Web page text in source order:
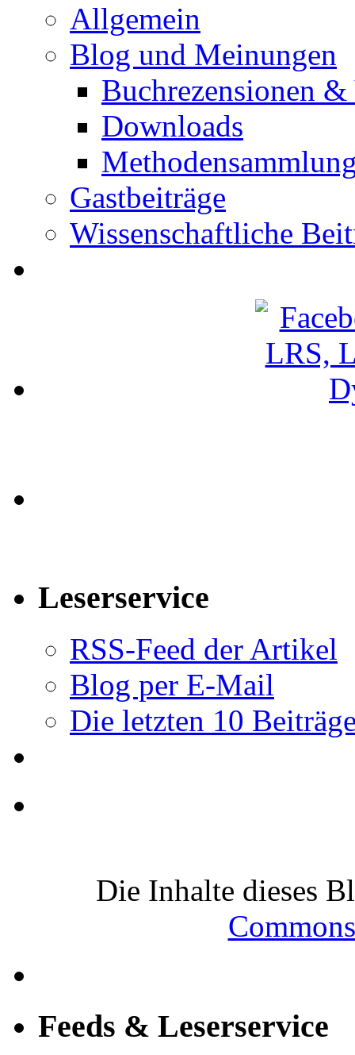
Allgemein
Blog und Meinungen
Buchrezensionen
Downloads
Gastbeiträge
Wissenschaftliche
Leserservice
RSS-Feed der Artikel
Blog per E-Mail
Die letzten 10
Die Inhalte dieses
Feeds & Leserservice